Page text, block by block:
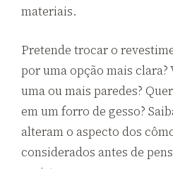
materiais.
Pretende trocar o
por uma opção mais clara?
uma ou mais paredes?
em um forro de gesso?
alteram o aspecto dos
considerados antes de